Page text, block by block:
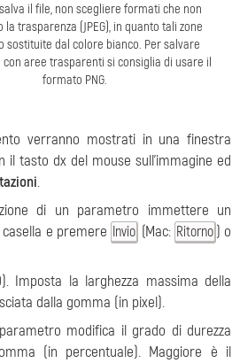
il file, non scegliere formati che non
trasparenza (JPEG), in quanto tali zone
sostituite dal colore bianco. Per salvare
con aree trasparenti si consiglia di usare il
formato PNG.
verranno mostrati in una finestra
tasto dx del mouse sull’immagine ed
.
di un parametro immettere un
e premere Invio (Mac: Ritorno ) o
Imposta la larghezza massima della
dalla gomma (in pixel).
modifica il grado di durezza
(in percentuale). Maggiore è il